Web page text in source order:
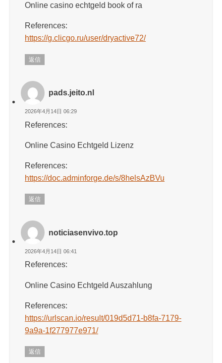
Online casino echtgeld book of ra
References:
https://g.clicgo.ru/user/dryactive72/
返信
pads.jeito.nl
2026年4月14日 06:29
References:
Online Casino Echtgeld Lizenz
References:
https://doc.adminforge.de/s/8helsAzBVu
返信
noticiasenvivo.top
2026年4月14日 06:41
References:
Online Casino Echtgeld Auszahlung
References:
https://urlscan.io/result/019d5d71-b8fa-7179-
9a9a-1f277977e971/
返信